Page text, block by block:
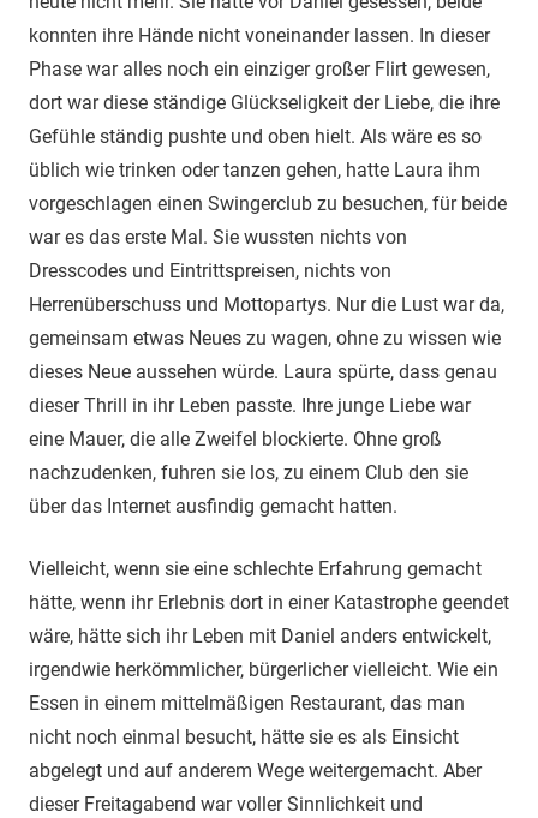
konnten ihre Hände nicht voneinander lassen. In dieser
Phase war alles noch ein einziger großer Flirt gewesen,
dort war diese ständige Glückseligkeit der Liebe, die ihre
Gefühle ständig pushte und oben hielt. Als wäre es so
üblich wie trinken oder tanzen gehen, hatte Laura ihm
vorgeschlagen einen Swingerclub zu besuchen, für beide
war es das erste Mal. Sie wussten nichts von
Dresscodes und Eintrittspreisen, nichts von
Herrenüberschuss und Mottopartys. Nur die Lust war da,
gemeinsam etwas Neues zu wagen, ohne zu wissen wie
dieses Neue aussehen würde. Laura spürte, dass genau
dieser Thrill in ihr Leben passte. Ihre junge Liebe war
eine Mauer, die alle Zweifel blockierte. Ohne groß
nachzudenken, fuhren sie los, zu einem Club den sie
über das Internet ausfindig gemacht hatten.
Vielleicht, wenn sie eine schlechte Erfahrung gemacht
hätte, wenn ihr Erlebnis dort in einer Katastrophe geendet
wäre, hätte sich ihr Leben mit Daniel anders entwickelt,
irgendwie herkömmlicher, bürgerlicher vielleicht. Wie ein
Essen in einem mittelmäßigen Restaurant, das man
nicht noch einmal besucht, hätte sie es als Einsicht
abgelegt und auf anderem Wege weitergemacht. Aber
dieser Freitagabend war voller Sinnlichkeit und